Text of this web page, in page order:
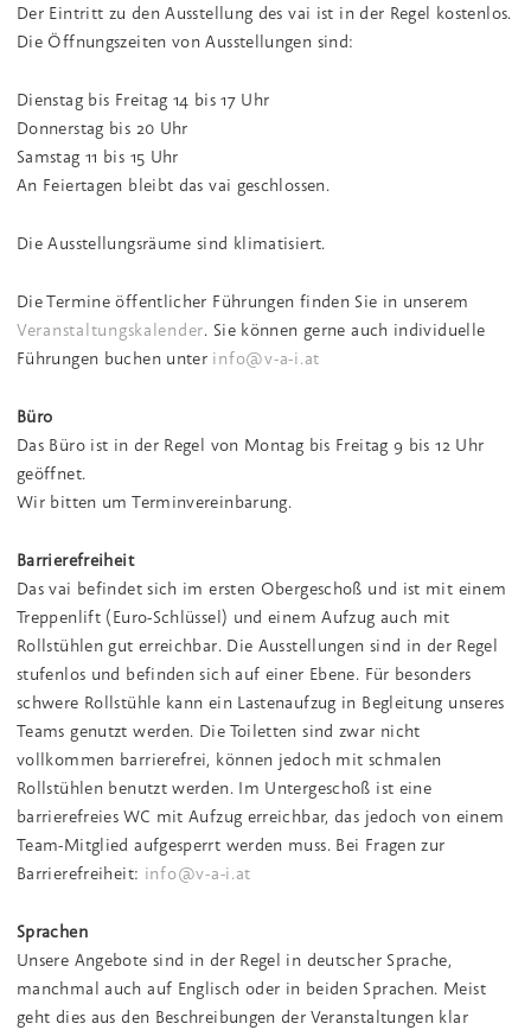
Der Eintritt zu den Ausstellung des vai ist in der Regel kostenlos.
Die Öffnungszeiten von Ausstellungen sind:
Dienstag bis Freitag 14 bis 17 Uhr
Donnerstag bis 20 Uhr
Samstag 11 bis 15 Uhr
An Feiertagen bleibt das vai geschlossen.
Die Ausstellungsräume sind klimatisiert.
Die Termine öffentlicher Führungen finden Sie in unserem
Veranstaltungskalender. Sie können gerne auch individuelle
Führungen buchen unter info@v-a-i.at
Büro
Das Büro ist in der Regel von Montag bis Freitag 9 bis 12 Uhr
geöffnet.
Wir bitten um Terminvereinbarung.
Barrierefreiheit
Das vai befindet sich im ersten Obergeschoß und ist mit einem
Treppenlift (Euro-Schlüssel) und einem Aufzug auch mit
Rollstühlen gut erreichbar. Die Ausstellungen sind in der Regel
stufenlos und befinden sich auf einer Ebene. Für besonders
schwere Rollstühle kann ein Lastenaufzug in Begleitung unseres
Teams genutzt werden. Die Toiletten sind zwar nicht
vollkommen barrierefrei, können jedoch mit schmalen
Rollstühlen benutzt werden. Im Untergeschoß ist eine
barrierefreies WC mit Aufzug erreichbar, das jedoch von einem
Team-Mitglied aufgesperrt werden muss. Bei Fragen zur
Barrierefreiheit: info@v-a-i.at
Sprachen
Unsere Angebote sind in der Regel in deutscher Sprache,
manchmal auch auf Englisch oder in beiden Sprachen. Meist
geht dies aus den Beschreibungen der Veranstaltungen klar